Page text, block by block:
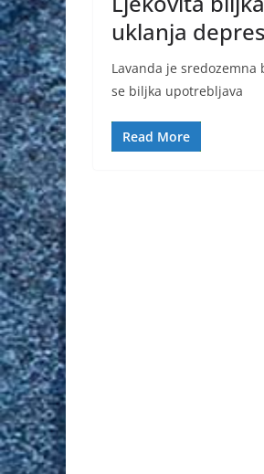
uklanja
Lavanda je
se biljka upotrebljava
Read More